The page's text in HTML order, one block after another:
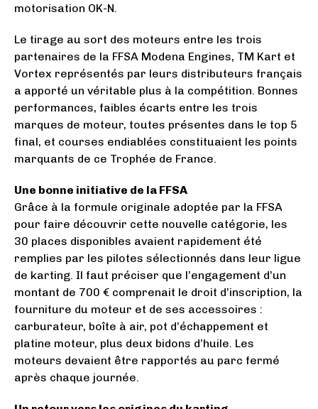
motorisation OK-N.
Le tirage au sort des moteurs entre les trois
partenaires de la FFSA Modena Engines, TM Kart et
Vortex représentés par leurs distributeurs français
a apporté un véritable plus à la compétition. Bonnes
performances, faibles écarts entre les trois
marques de moteur, toutes présentes dans le top 5
final, et courses endiablées constituaient les points
marquants de ce Trophée de France.
Une bonne initiative de la FFSA
Grâce à la formule originale adoptée par la FFSA
pour faire découvrir cette nouvelle catégorie, les
30 places disponibles avaient rapidement été
remplies par les pilotes sélectionnés dans leur ligue
de karting. Il faut préciser que l’engagement d’un
montant de 700 € comprenait le droit d’inscription, la
fourniture du moteur et de ses accessoires :
carburateur, boîte à air, pot d’échappement et
platine moteur, plus deux bidons d’huile. Les
moteurs devaient être rapportés au parc fermé
après chaque journée.